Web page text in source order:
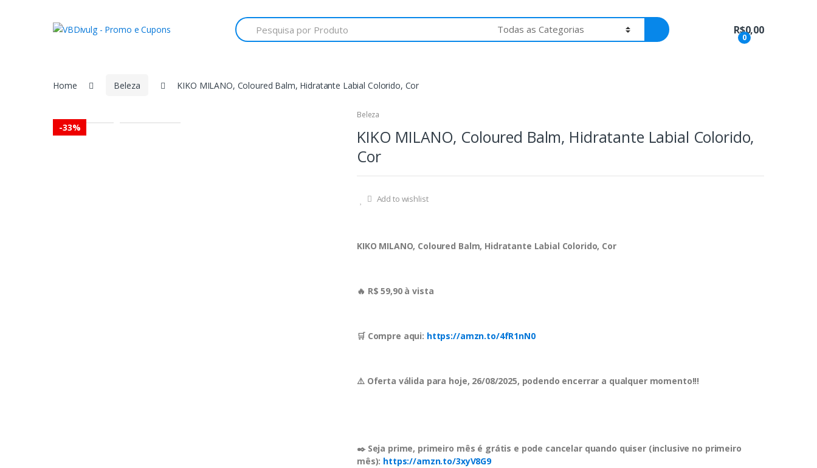
Search
for:
0
R$0,00
Home Beleza KIKO MILANO, Coloured Balm, Hidratante Labial Colorido, Cor
-33%
Beleza
KIKO MILANO, Coloured Balm, Hidratante Labial Colorido,
Cor
Add to wishlist
KIKO MILANO, Coloured Balm, Hidratante Labial Colorido, Cor
🔥 R$ 59,90 à vista
🛒 Compre aqui: https://amzn.to/4fR1nN0
⚠️ Oferta válida para hoje, 26/08/2025, podendo encerrar a qualquer momento!!!
✒️ Seja prime, primeiro mês é grátis e pode cancelar quando quiser (inclusive no primeiro
mês): https://amzn.to/3xyV8G9